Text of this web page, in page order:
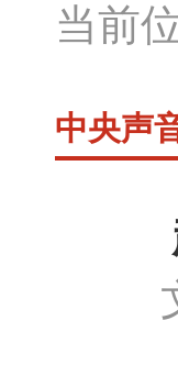
当前
中央声